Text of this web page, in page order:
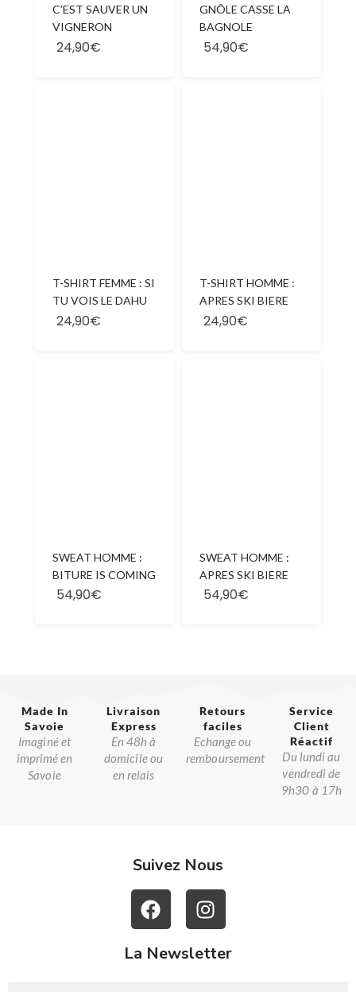
C’EST SAUVER UN
VIGNERON
24,90€
GNÔLE CASSE LA
BAGNOLE
54,90€
T-SHIRT FEMME : SI
TU VOIS LE DAHU
24,90€
T-SHIRT HOMME :
APRES SKI BIERE
24,90€
SWEAT HOMME :
BITURE IS COMING
54,90€
SWEAT HOMME :
APRES SKI BIERE
54,90€
Made In
Savoie​
Imaginé et
imprimé en
Savoie
Livraison
Express
En 48h à
domicile ou
en relais
Retours
faciles
Echange ou
remboursement
Service
Client
Réactif​
Du lundi au
vendredi de
9h30 à 17h
Suivez Nous
La Newsletter